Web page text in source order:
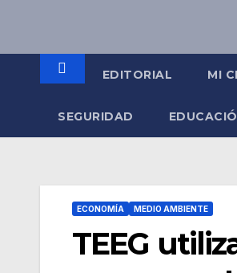
EDITORIAL MI
SEGURIDAD
ECONOMÍA MEDIO AMBIENTE
TEEG